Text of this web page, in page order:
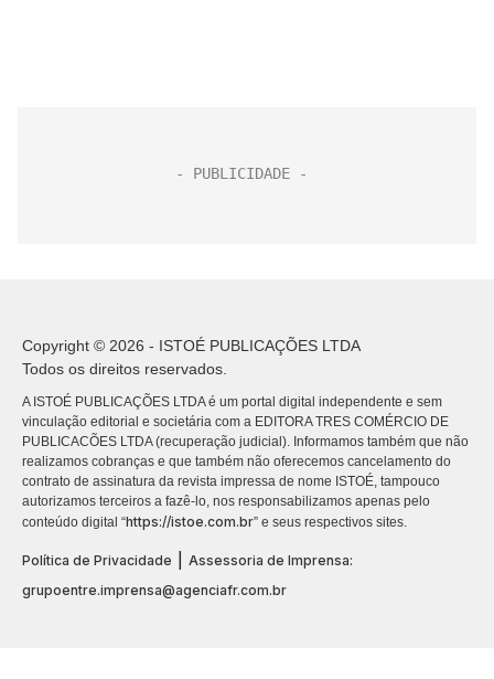
Copyright © 2026 - ISTOÉ PUBLICAÇÕES LTDA
Todos os direitos reservados.
A ISTOÉ PUBLICAÇÕES LTDA é um portal digital independente e sem
vinculação editorial e societária com a EDITORA TRES COMÉRCIO DE
PUBLICACÕES LTDA (recuperação judicial). Informamos também que não
realizamos cobranças e que também não oferecemos cancelamento do
contrato de assinatura da revista impressa de nome ISTOÉ, tampouco
autorizamos terceiros a fazê-lo, nos responsabilizamos apenas pelo
conteúdo digital “https://istoe.com.br” e seus respectivos sites.
Política de Privacidade
Assessoria de Imprensa:
grupoentre.imprensa@agenciafr.com.br